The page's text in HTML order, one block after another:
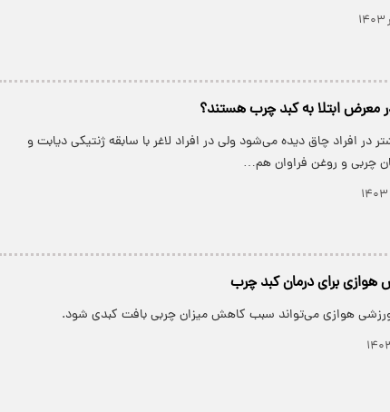
معرض ابتلا به کبد چرب هستند؟
در افراد چاق دیده می‌شود ولی در افراد لاغر با سابقه ژنتیکی دیابت و
چربی و روغن فراوان هم…
هوازی برای درمان کبد چرب
هوازی می‌تواند سبب کاهش میزان چربی بافت کبدی شود.